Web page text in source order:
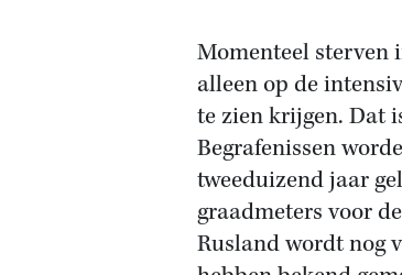
Momenteel sterven
alleen op de
te zien krijgen. Dat
Begrafenissen
tweeduizend jaar
graadmeters voor
Rusland wordt nog